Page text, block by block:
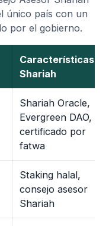
único país con un
por el gobierno.
Características
Shariah
Shariah Oracle,
Evergreen DAO,
certificado por
fatwa
Staking halal,
consejo asesor
Shariah